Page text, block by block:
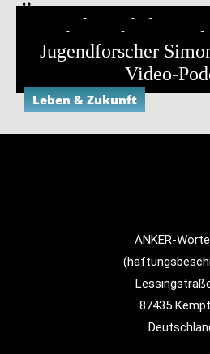
Ähnliche
Gästen
Leben & Zukunft
Video-Podcast
den OB-
Leben & Zukunft
Jugendforscher
Video-
Leben & Zukunft
ANKER-
87435